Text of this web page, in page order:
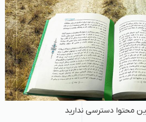
محتوا دسترسی ندارید